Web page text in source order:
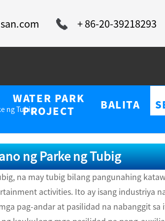
+ 86-20-39218293
WATER PARK
PROJECT
BALITA
ng Tubig
ng Parke ng Tubig
na may tubig bilang pangunahing
activities. Ito ay isang industriya
pag-andar at pasilidad na nabanggit